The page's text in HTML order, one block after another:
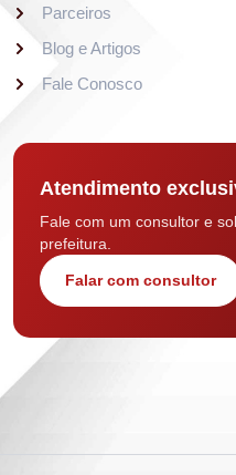
Parceiros
Blog e Artigos
Fale Conosco
Atendimento
Fale com um consultor e
prefeitura.
Falar com consultor